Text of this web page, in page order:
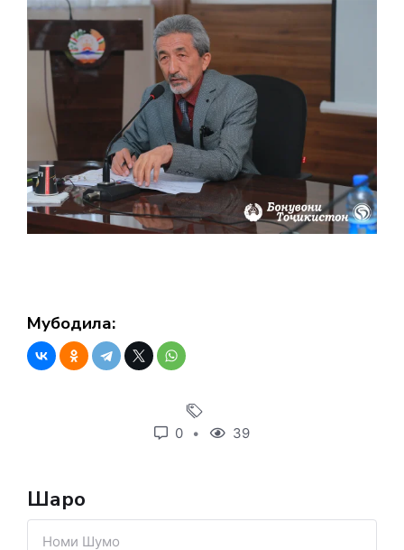
Мубодила:
0 39
Шарҳҳо